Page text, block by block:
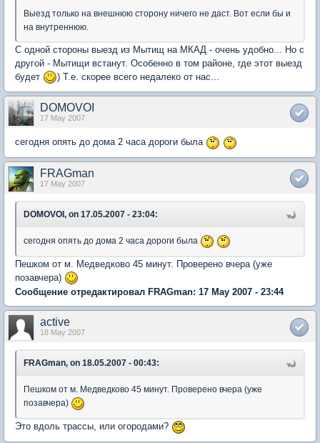
Выезд только на внешнюю сторону ничего не даст. Вот если бы и
на внутреннюю.
С одной стороны выезд из Мытищ на МКАД - очень удобно... Но с
другой - Мытищи встанут. Особенно в том районе, где этот выезд
будет
) Т.е. скорее всего недалеко от нас...
DOMOVOI
17 May 2007
сегодня опять до дома 2 часа дороги была
FRAGman
17 May 2007
DOMOVOI, on 17.05.2007 - 23:04:
сегодня опять до дома 2 часа дороги была
Пешком от м. Медведково 45 минут. Проверено вчера (уже
позавчера)
Сообщение отредактировал FRAGman: 17 May 2007 - 23:44
active
18 May 2007
FRAGman, on 18.05.2007 - 00:43:
Пешком от м. Медведково 45 минут. Проверено вчера (уже
позавчера)
Это вдоль трассы, или огородами?